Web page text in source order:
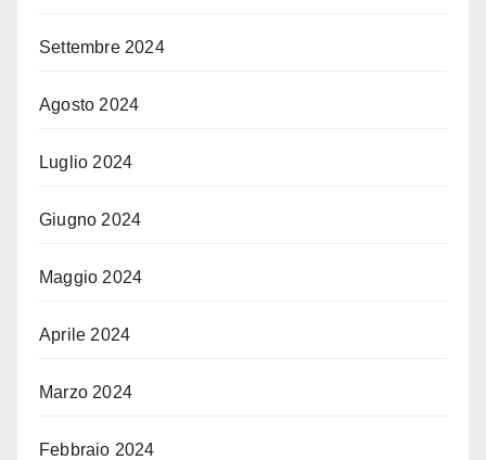
Settembre 2024
Agosto 2024
Luglio 2024
Giugno 2024
Maggio 2024
Aprile 2024
Marzo 2024
Febbraio 2024